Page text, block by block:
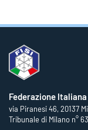
Federazione
via Piranesi 46, 20137
Tribunale di Milano n°